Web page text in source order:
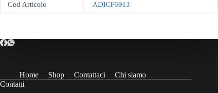
Cod Articolo ADICF6913
Home Shop Contattaci
Chi siamo
Contatti